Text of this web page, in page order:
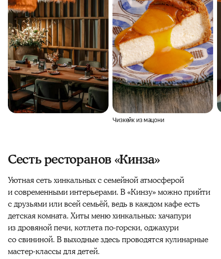
Чизкейк из мацони
Сесть ресторанов «Кинза»
Уютная сеть хинкальных с семейной атмосферой
и современными интерьерами. В «Кинзу» можно прийти
с друзьями или всей семьёй, ведь в каждом кафе есть
детская комната. Хиты меню хинкальных: хачапури
из дровяной печи, котлета по-горски, оджахури
со свининой. В выходные здесь проводятся кулинарные
мастер-классы для детей.